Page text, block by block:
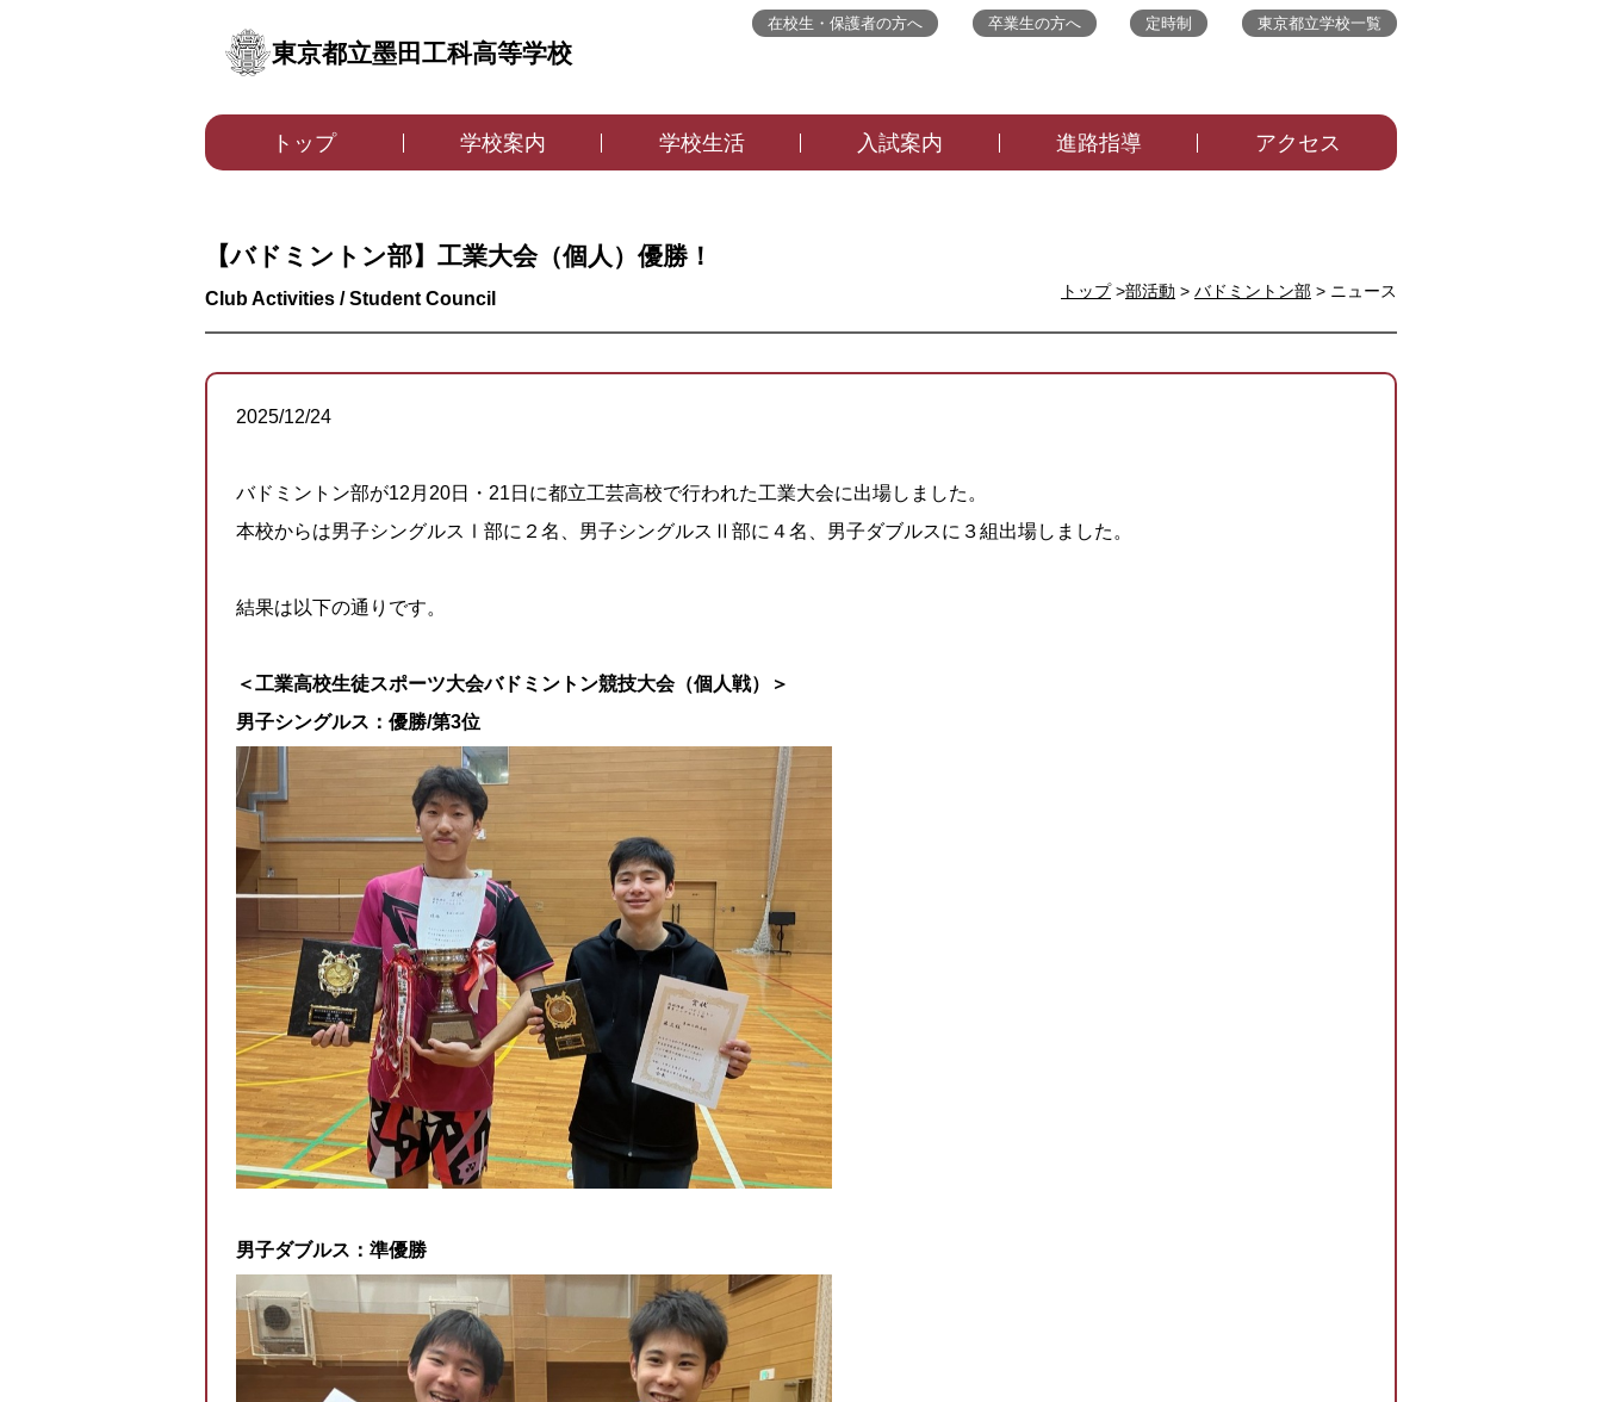
東京都立墨田工科高等学校
トップ 学校案内 学校生活 入試案内 進路指導 アクセス
在校生・保護者の方へ 卒業生の方へ 東京都立学校一覧
定時制
トップ>部活動 > バドミントン部 > ニュース
【バドミントン部】工業大会（個人）優勝！
2025/12/24
バドミントン部が12月20日・21日に都立工芸高校で行われた工業大会に出場しました。
本校からは男子シングルスⅠ部に２名、男子シングルスⅡ部に４名、男子ダブルスに３組出場しました。
結果は以下の通りです。
＜工業高校生徒スポーツ大会バドミントン競技大会（個人戦）＞
男子シングルス：優勝/第3位
男子ダブルス：準優勝